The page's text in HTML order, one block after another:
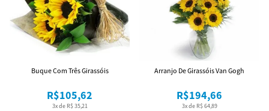
3x de R$ 35,21
R$105,62
Buque Com Três Girassóis
3x de R$ 64,89
R$194,66
Arranjo De Girassóis Van Gogh